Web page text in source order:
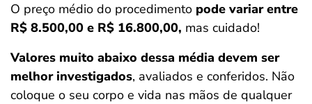
O preço médio do procedimento pode variar entre
R$ 8.500,00 e R$ 16.800,00, mas cuidado!
Valores muito abaixo dessa média devem ser
melhor investigados, avaliados e conferidos. Não
coloque o seu corpo e vida nas mãos de qualquer